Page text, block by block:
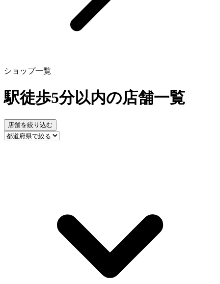
ショップ一覧
駅徒歩5分以内の店舗一覧
店舗を絞り込む